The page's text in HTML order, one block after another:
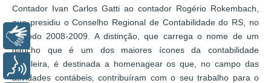
Contador Ivan Carlos Gatti ao contador Rogério Rokembach,
que presidiu o Conselho Regional de Contabilidade do RS, no
período 2008-2009. A distinção, que carrega o nome de um
gaúcho que é um dos maiores ícones da contabilidade
brasileira, é destinada a homenagear os que, no campo das
atividades contábeis, contribuíram com o seu trabalho para o
Libras
Voz